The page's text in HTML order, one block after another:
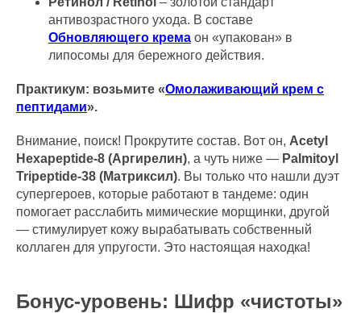
антивозрастного ухода. В составе
Обновляющего крема он «упакован» в
липосомы для бережного действия.
Практикум: возьмите «Омолаживающий крем с
пептидами».
Внимание, поиск! Прокрутите состав. Вот он, Acetyl
Hexapeptide-8 (Аргирелин), а чуть ниже — Palmitoyl
Tripeptide-38 (Матриксил). Вы только что нашли дуэт
супергероев, которые работают в тандеме: один
помогает расслабить мимические морщинки, другой
— стимулирует кожу вырабатывать собственный
коллаген для упругости. Это настоящая находка!
Бонус-уровень: Шифр «чистоты»